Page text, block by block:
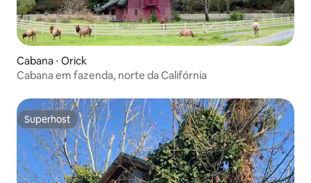
Cabana ⋅ Orick
Cabana em fazenda, norte da Califórnia
Superhost
Superhost